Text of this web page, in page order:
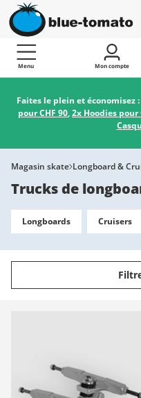
Menu Mon compte
Faites le plein et économisez :
pour CHF 90,2x Hoodies pour
Magasin skate Longboard &
Trucks de
Longboards Cruisers